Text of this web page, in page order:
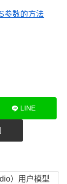
参数的方法
LINE
）用户模型